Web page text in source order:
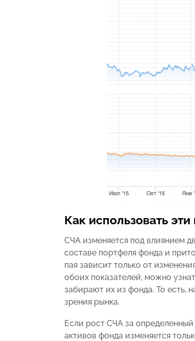
Как использовать эти
СЧА изменяется под влиянием
составе портфеля фонда и
пая зависит только от
обоих показателей, можно
забирают их из фонда. То есть,
зрения рынка.
Если рост СЧА за
активов фонда изменяется